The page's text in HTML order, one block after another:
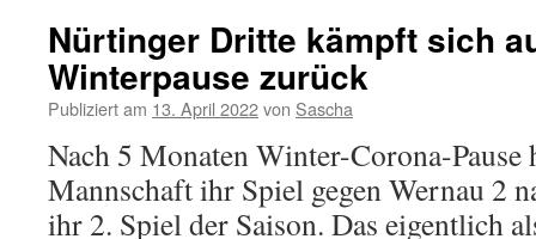
Nürtinger Dritte kämpft sich
Winterpause zurück
Publiziert am 13. April 2022von Sascha
Nach 5 Monaten Winter-Corona-Pause
Mannschaft ihr Spiel gegen Wernau 2
ihr 2. Spiel der Saison. Das eigentlich